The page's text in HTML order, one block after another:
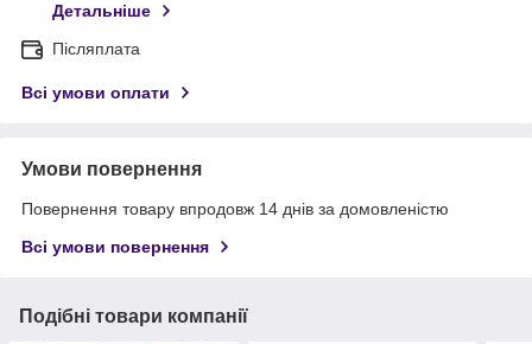
Детальніше
Післяплата
Всі умови оплати
Умови повернення
Повернення товару впродовж 14 днів за домовленістю
Всі умови повернення
Подібні товари компанії